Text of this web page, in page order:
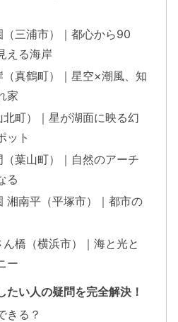
三浦市）｜都心から90
える海岸
真鶴町）｜星空×潮風、知
家
町）｜星が湖面に映る幻
ット
葉山町）｜自然のアーチ
る
南平（平塚市）｜都市の
橋（横浜市）｜海と光と
ー
たい人の疑問を完全解決！
きる？